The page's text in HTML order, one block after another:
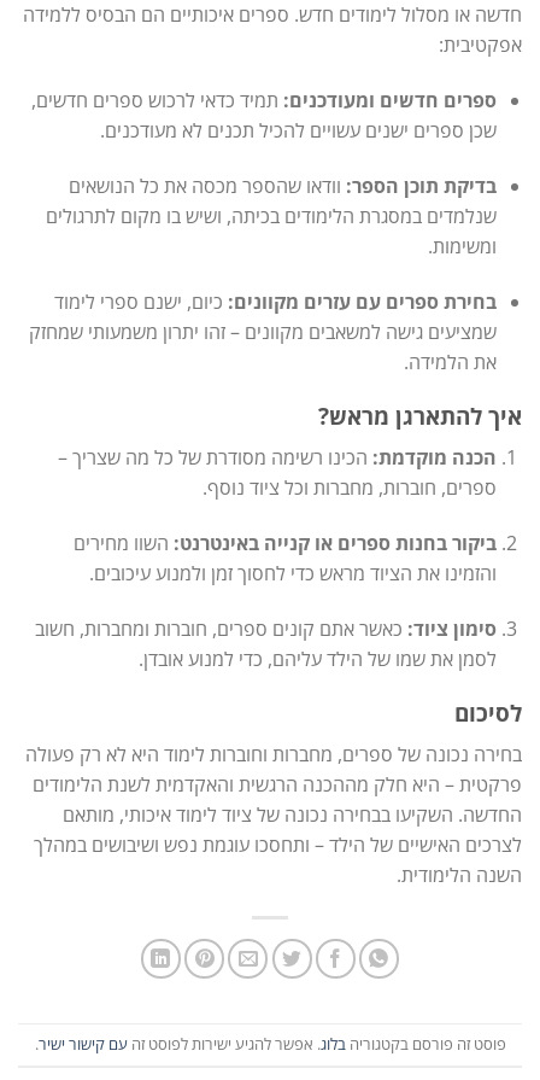
חדשה או מסלול לימודים חדש. ספרים איכותיים הם הבסיס ללמידה
אפקטיבית:
ספרים חדשים ומעודכנים: תמיד כדאי לרכוש ספרים חדשים,
שכן ספרים ישנים עשויים להכיל תכנים לא מעודכנים.
בדיקת תוכן הספר: וודאו שהספר מכסה את כל הנושאים
שנלמדים במסגרת הלימודים בכיתה, ושיש בו מקום לתרגולים
ומשימות.
בחירת ספרים עם עזרים מקוונים: כיום, ישנם ספרי לימוד
שמציעים גישה למשאבים מקוונים – זהו יתרון משמעותי שמחזק
את הלמידה.
איך להתארגן מראש?
הכנה מוקדמת: הכינו רשימה מסודרת של כל מה שצריך –
ספרים, חוברות, מחברות וכל ציוד נוסף.
ביקור בחנות ספרים או קנייה באינטרנט: השוו מחירים
והזמינו את הציוד מראש כדי לחסוך זמן ולמנוע עיכובים.
סימון ציוד: כאשר אתם קונים ספרים, חוברות ומחברות, חשוב
לסמן את שמו של הילד עליהם, כדי למנוע אובדן.
לסיכום
בחירה נכונה של ספרים, מחברות וחוברות לימוד היא לא רק פעולה
פרקטית – היא חלק מההכנה הרגשית והאקדמית לשנת הלימודים
החדשה. השקיעו בבחירה נכונה של ציוד לימוד איכותי, מותאם
לצרכים האישיים של הילד – ותחסכו עוגמת נפש ושיבושים במהלך
השנה הלימודית.
פוסט זה פורסם בקטגוריהבלוג. אפשר להגיע ישירות לפוסט זהעם קישור ישיר.